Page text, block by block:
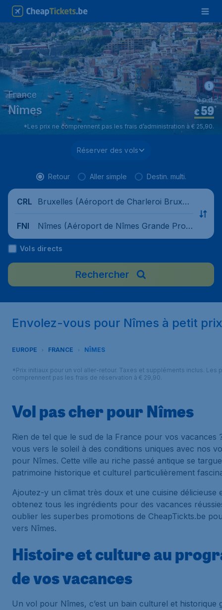
France
Nîmes €59*
à.p.d.
*Les prix ne comprennent pas les frais d’administration à € 25,90.
Réserver des vols
Retour Aller simple Destin. multi.
CRL
Bruxelles (Aéroport de Charleroi Bruxell
FNI
Nîmes (Aéroport de Nîmes Grande Prov
ence Méditerranée), France
Vols directs
Rechercher
Envolez-vous pour Nîmes à petit prix
EUROPE FRANCE NÎMES
*Prix initiaux pour un vol aller-retour. Taxes et suppléments inclus. Les
comprennent pas les frais de réservation à € 29,90.
Vol pas cher pour Nîmes
Rien de tel que le sud de la France pour vos vacances
vous vers le soleil à des conditions uniques avec nos
pour Nîmes. Cette ville au riche passé antique se targue
patrimoine historique et culturel particulièrement
Ajoutez-y un climat très doux et une cuisine délicieuse
obtenez tous les ingrédients pour des vacances
oublier les superbes promotions de CheapTickts.be
vers Nîmes.
Histoire et culture au
de vos vacances
Un vol pour Nîmes, c’est un bain culturel et historique